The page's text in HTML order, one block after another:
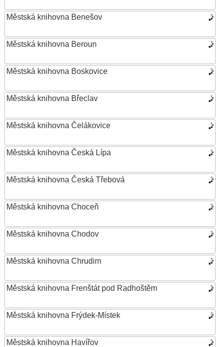
Městská knihovna Benešov
Městská knihovna Beroun
Městská knihovna Boskovice
Městská knihovna Břeclav
Městská knihovna Čelákovice
Městská knihovna Česká Lípa
Městská knihovna Česká Třebová
Městská knihovna Choceň
Městská knihovna Chodov
Městská knihovna Chrudim
Městská knihovna Frenštát pod Radhoštěm
Městská knihovna Frýdek-Místek
Městská knihovna Havířov